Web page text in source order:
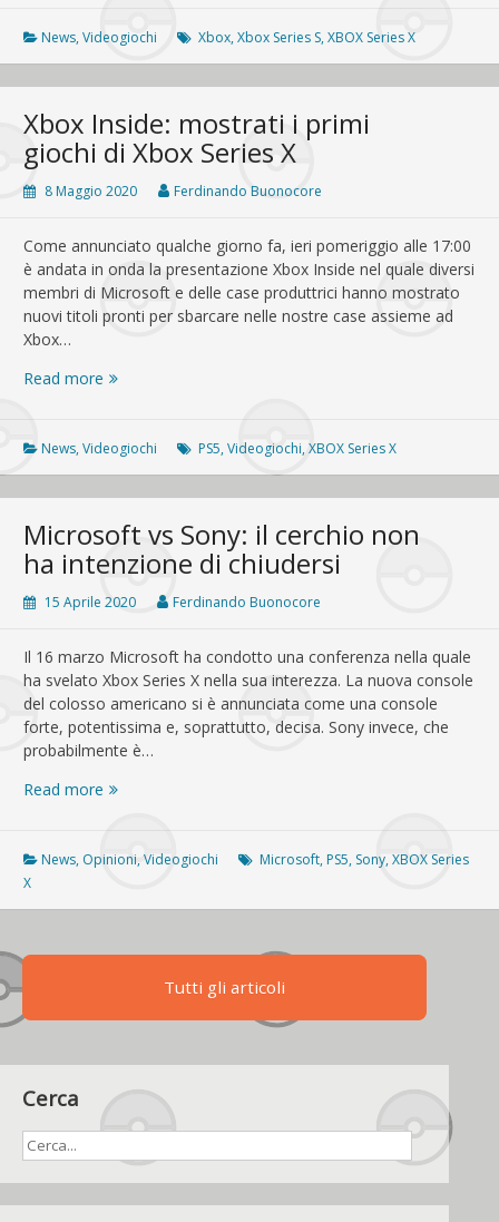
X
e
Series
S:
finita
la
fredda
News,Videogiochi Xbox,Xbox Series S,XBOX Series X
Xbox Inside: mostrati i primi
giochi di Xbox Series X
8 Maggio 2020 Ferdinando Buonocore
Come annunciato qualche giorno fa, ieri pomeriggio alle 17:00
è andata in onda la presentazione Xbox Inside nel quale diversi
membri di Microsoft e delle case produttrici hanno mostrato
nuovi titoli pronti per sbarcare nelle nostre case assieme ad
Xbox…
Read more Xbox
i
primi
giochi
Xbox
Series
News,Videogiochi PS5,Videogiochi,XBOX Series X
Microsoft vs Sony: il cerchio non
ha intenzione di chiudersi
15 Aprile 2020 Ferdinando Buonocore
Il 16 marzo Microsoft ha condotto una conferenza nella quale
ha svelato Xbox Series X nella sua interezza. La nuova console
del colosso americano si è annunciata come una console
forte, potentissima e, soprattutto, decisa. Sony invece, che
probabilmente è…
Read more Microsoft
Sony:
il
non
intenzione
News, Opinioni,Videogiochi Microsoft, PS5, Sony,XBOX Series
X
Tutti gli articoli
Cerca